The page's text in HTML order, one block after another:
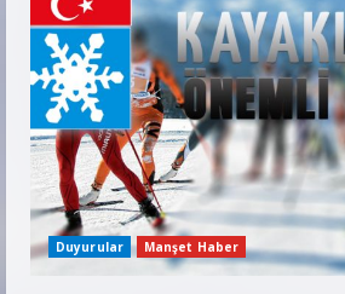
Duyurular Manşet Haber